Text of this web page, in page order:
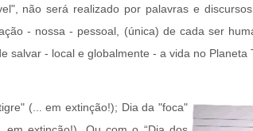
não será realizado por palavras e
- nossa - pessoal, (única) de cada ser
salvar - local e globalmente - a vida no Planeta
(... em extinção!); Dia da "foca"